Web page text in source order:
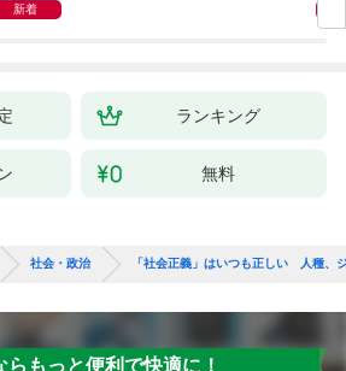
新着
ランキング
無料
社会・政治 「社会正義」はいつも正しい 人種、
らもっと便利で快適に！